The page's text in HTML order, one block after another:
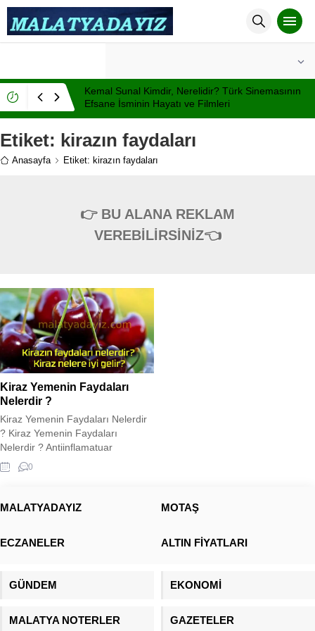
Kemal Sunal Kimdir, Nerelidir? Türk Sinemasının
Efsane İsminin Hayatı ve Filmleri
Etiket: kirazın faydaları
Anasayfa Etiket: kirazın faydaları
👉 BU ALANA REKLAM
VEREBİLİRSİNİZ👈
Kiraz Yemenin Faydaları
Nelerdir ?
Kiraz Yemenin Faydaları Nelerdir
? Kiraz Yemenin Faydaları
Nelerdir ? Antiinflamatuar
özelliklere sahip bir antioksidan
deposu olan kiraz, iltihaplanma ve
Kirazın faydaları hakkında daha
Kiraz ağaçta çiçek açarak baharı,
0
MALATYADAYIZ MOTAŞ
ECZANELER ALTIN FİYATLARI
GÜNDEM EKONOMİ
MALATYA NOTERLER GAZETELER